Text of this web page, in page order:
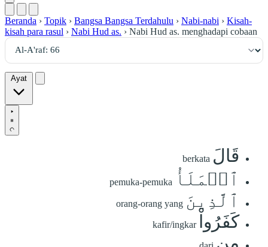
Beranda › Topik › Bangsa Bangsa Terdahulu › Nabi-nabi › Kisah-
kisah para rasul › Nabi Hud as. › Nabi Hud as. menghadapi cobaan
Ayat
قَالَ berkata
ٱلۡمَلَأُ pemuka-pemuka
ٱلَّذِينَ orang-orang yang
كَفَرُواْ kafir/ingkar
مِن